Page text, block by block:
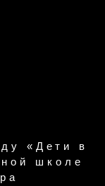
«Дети в
школе